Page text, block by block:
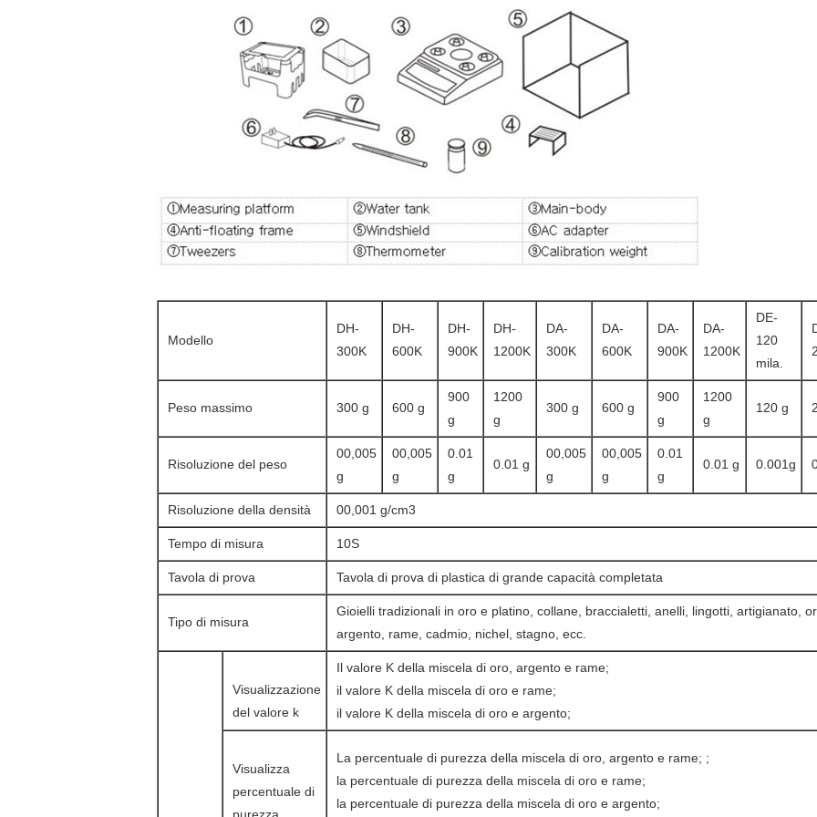
Modello
DH-
300K
DH-
600K
DH-
900K
DH-
1200K
DA-
300K
DA-
600K
DA-
900K
DA-
1200K
DE-
120
mila.
Peso massimo 300 g 600 g
900
g
1200
g
300 g 600 g
900
g
1200
g
120 g
Risoluzione del peso
00,005
g
00,005
g
0.01
g
0.01 g
00,005
g
00,005
g
0.01
g
0.01 g 0.001g
Risoluzione della densità 00,001 g/cm3
Tempo di misura 10S
Tavola di prova Tavola di prova di plastica di grande capacità completata
Tipo di misura
Gioielli tradizionali in oro e platino, collane, braccialetti, anelli, lingotti, artigianato,
argento, rame, cadmio, nichel, stagno, ecc.
Visualizzazione
del valore k
Il valore K della miscela di oro, argento e rame;
il valore K della miscela di oro e rame;
il valore K della miscela di oro e argento;
Visualizza
percentuale di
La percentuale di purezza della miscela di oro, argento e rame; ;
la percentuale di purezza della miscela di oro e rame;
la percentuale di purezza della miscela di oro e argento;